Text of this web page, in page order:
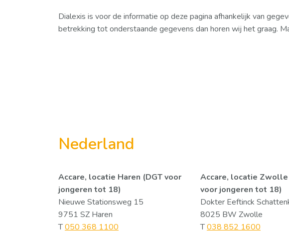
Dialexis is voor de informatie op deze pagina afhankelijk van
betrekking tot onderstaande gegevens dan horen wij het graag.
Nederland
Accare, locatie Haren (DGT voor
jongeren tot 18)
Nieuwe Stationsweg 15
9751 SZ Haren
T050 368 1100
Accare, locatie Zwolle
voor jongeren tot 18)
Dokter Eeftinck
8025 BW Zwolle
T038 852 1600